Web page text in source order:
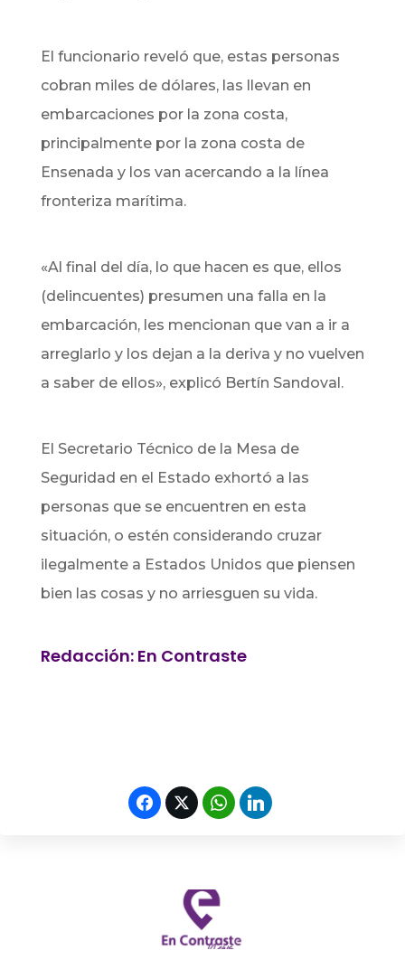
El funcionario reveló que, estas personas
cobran miles de dólares, las llevan en
embarcaciones por la zona costa,
principalmente por la zona costa de
Ensenada y los van acercando a la línea
fronteriza marítima.
«Al final del día, lo que hacen es que, ellos
(delincuentes) presumen una falla en la
embarcación, les mencionan que van a ir a
arreglarlo y los dejan a la deriva y no vuelven
a saber de ellos», explicó Bertín Sandoval.
El Secretario Técnico de la Mesa de
Seguridad en el Estado exhortó a las
personas que se encuentren en esta
situación, o estén considerando cruzar
ilegalmente a Estados Unidos que piensen
bien las cosas y no arriesguen su vida.
Redacción: En Contraste